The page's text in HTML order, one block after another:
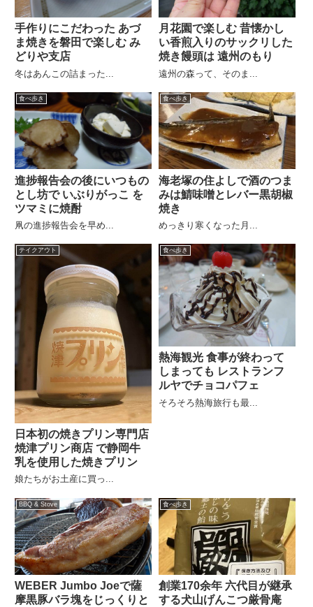
手作りにこだわった あづ
ま焼きを磐田で楽しむ み
どりや支店
冬はあんこの詰まった...
月花園で楽しむ 昔懐かし
い香煎入りのサックリした
焼き饅頭は 遠州のもり
遠州の森って、そのま...
食べ歩き
進捗報告会の後にいつもの
とし坊で いぶりがっこ を
ツマミに焼酎
凧の進捗報告会を早め...
食べ歩き
海老塚の住よしで酒のつま
みは鯖味噌とレバー黒胡椒
焼き
めっきり寒くなった月...
テイクアウト
日本初の焼きプリン専門店
焼津プリン商店 で静岡牛
乳を使用した焼きプリン
娘たちがお土産に買っ...
食べ歩き
熱海観光 食事が終わって
しまっても レストランフ
ルヤでチョコパフェ
そろそろ熱海旅行も最...
BBQ & Stove
WEBER Jumbo Joeで薩
摩黒豚バラ塊をじっくりと
食べ歩き
創業170余年 六代目が継承
する犬山げんこつ厳骨庵